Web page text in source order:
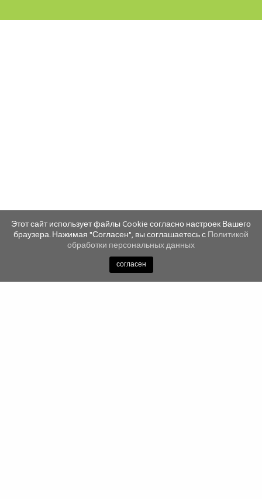
Этот сайт использует файлы Cookie согласно настроек Вашего
браузера. Нажимая "Согласен", вы соглашаетесь сПолитикой
обработки персональных данных
согласен